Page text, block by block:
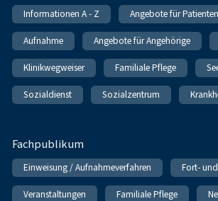
Informationen A - Z Angebote für Patienten
Aufnahme Angebote für Angehörige
Klinikwegweiser Familiale Pflege
Sozialdienst Sozialzentrum
Fachpublikum
Einweisung / Aufnahmeverfahren Fort-
Veranstaltungen Familiale Pflege